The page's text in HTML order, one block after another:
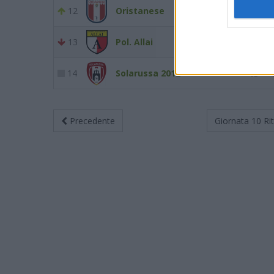
12 Oristanese
13 Pol. Allai
14 Solarussa 2012 13
Precedente Giornata 10